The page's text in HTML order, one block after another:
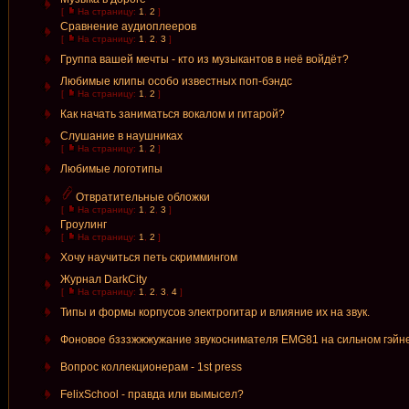
[ На страницу: 1 2 ]
Сравнение аудиоплееров
[ На страницу: 1 2 3 ]
Группа вашей мечты - кто из музыкантов в неё войдёт?
Любимые клипы особо известных поп-бэндс
[ На страницу: 1 2 ]
Как начать заниматься вокалом и гитарой?
Слушание в наушниках
[ На страницу: 1 2 ]
Любимые логотипы
Отвратительные обложки
[ На страницу: 1 2 3 ]
Гроулинг
[ На страницу: 1 2 ]
Хочу научиться петь скриммингом
Журнал DarkCity
[ На страницу: 1 2 3 4 ]
Типы и формы корпусов электрогитар и влияние их на звук.
Фоновое бзззжжжужание звукоснимателя EMG81 на сильном
Вопрос коллекционерам - 1st press
FelixSchool - правда или вымысел?